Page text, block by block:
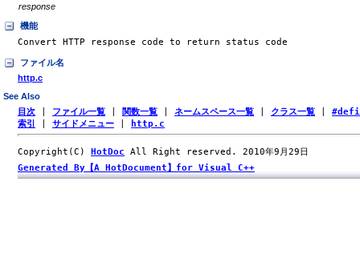
response
機能
Convert HTTP response code to return status code
ファイル名
http.c
See Also
目次 ファイル一覧 関数一覧 ネームスペース一覧 クラス一覧
索引
サイドメニュー http.c
Copyright(C) HotDoc All Right reserved. 2010年9月29日
Generated By【A HotDocument】for Visual C++